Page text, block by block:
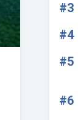
#3
#4
#5
#6